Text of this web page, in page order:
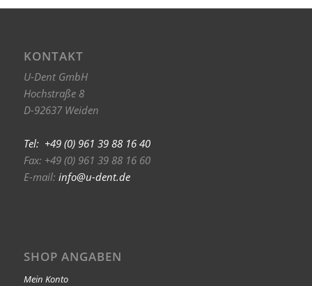
KONTAKT
U-Dent GmbH
Hochstraße 8
D-92637 Weiden
Tel: +49 (0) 961 39 88 16 40
Fax: +49 (0) 961 39 88 16 60
E-mail: info@u-dent.de
SHOP ANGABEN
Mein Konto